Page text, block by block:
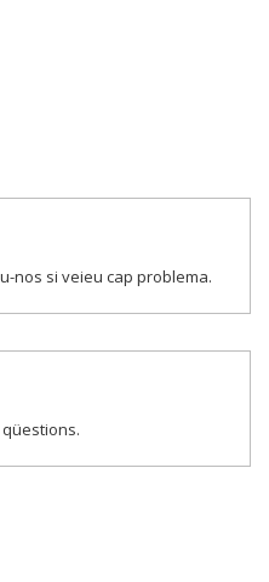
nos si veieu cap problema.